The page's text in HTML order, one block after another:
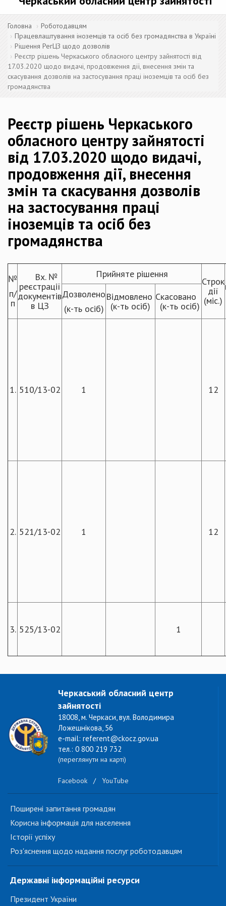
Головна
Роботодавцям
Працевлаштування іноземців та осіб без громадянства в Україні
Рішення РегЦЗ щодо дозволів
Реєстр рішень Черкаського обласного центру зайнятості від
17.03.2020 щодо видачі, продовження дії, внесення змін та
скасування дозволів на застосування праці іноземців та осіб без
громадянства
Реєстр рішень Черкаського
обласного центру зайнятості
від 17.03.2020 щодо видачі,
продовження дії, внесення
змін та скасування дозволів
на застосування праці
іноземців та осіб без
громадянства
№
п/
п
Вх. №
реєстрації
документів
в ЦЗ
Прийняте рішення
Строк
дії
(міс.)
Дозволено
(к-ть осіб)
Відмовлено
(к-ть осіб)
Скасовано
(к-ть осіб)
1. 510/13-02 1 12
2. 521/13-02 1 12
3. 525/13-02 1
Черкаський обласний центр
зайнятості
18008, м. Черкаси, вул. Володимира
Ложешнікова, 56
e-mail: referent@ckocz.gov.ua
тел.: 0 800 219 732
(переглянути на карті)
Facebook / YouTube
Поширені запитання громадян
Корисна інформація для населення
Історії успіху
Роз'яснення щодо надання послуг роботодавцям
Державні інформаційні ресурси
Президент України